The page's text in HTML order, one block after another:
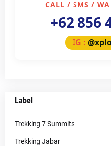
CALL / SMS /
+62 856
IG :
Label
Trekking 7 Summits
Trekking Jabar